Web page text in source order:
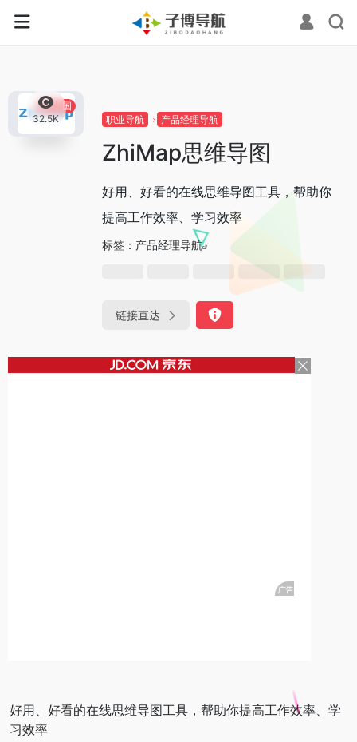
中国
32.5K 职业导航 产品经理导航
ZhiMap思维导图
好用、好看的在线思维导图工具，帮助你
提高工作效率、学习效率
标签： 产品经理导航
链接直达
好用、好看的在线思维导图工具，帮助你提高工作效率、学
习效率